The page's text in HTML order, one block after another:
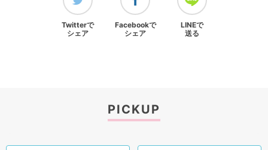
Twitterで
シェア
Facebookで
シェア
LINEで
送る
PICKUP